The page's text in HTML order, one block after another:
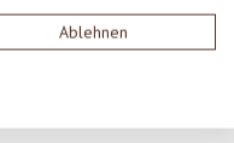
Ablehnen
anzeigen.